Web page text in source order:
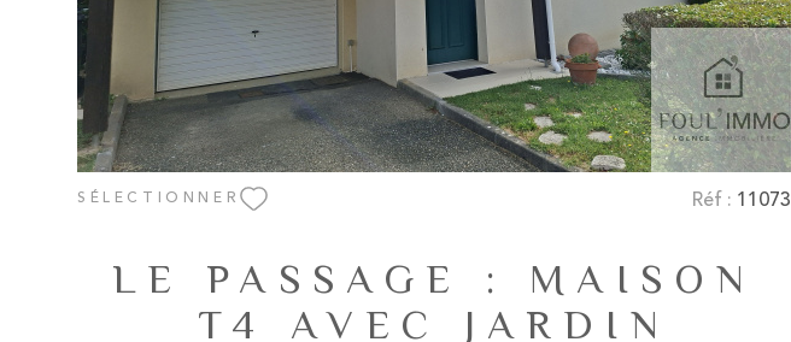
SÉLECTIONNER Réf : 11073
LE PASSAGE : MAISON
T4 AVEC JARDIN